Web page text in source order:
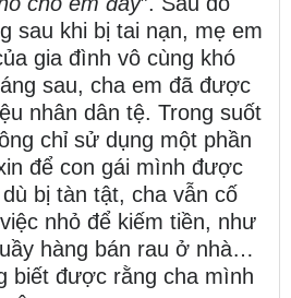
sau khi bị tai nạn, mẹ em
gia đình vô cùng khó
sau, cha em đã được
nhân dân tệ. Trong suốt
chỉ sử dụng một phần
để con gái mình được
bị tàn tật, cha vẫn cố
nhỏ để kiếm tiền, như
hàng bán rau ở nhà…
biết được rằng cha mình